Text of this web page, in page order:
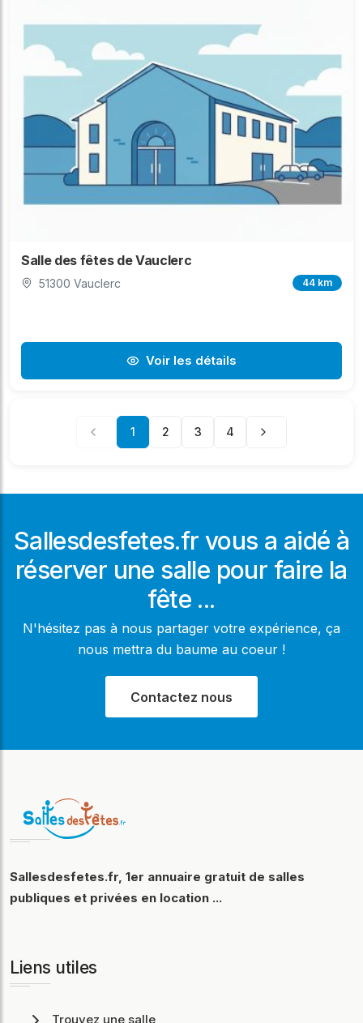
Salle des fêtes de Vauclerc
51300 Vauclerc 44 km
Voir les détails
1 2 3 4
Sallesdesfetes.fr vous a aidé à
réserver une salle pour faire la
fête ...
N'hésitez pas à nous partager votre expérience, ça
nous mettra du baume au coeur !
Contactez nous
Sallesdesfetes.fr, 1er annuaire gratuit de salles
publiques et privées en location ...
Liens utiles
Trouvez une salle